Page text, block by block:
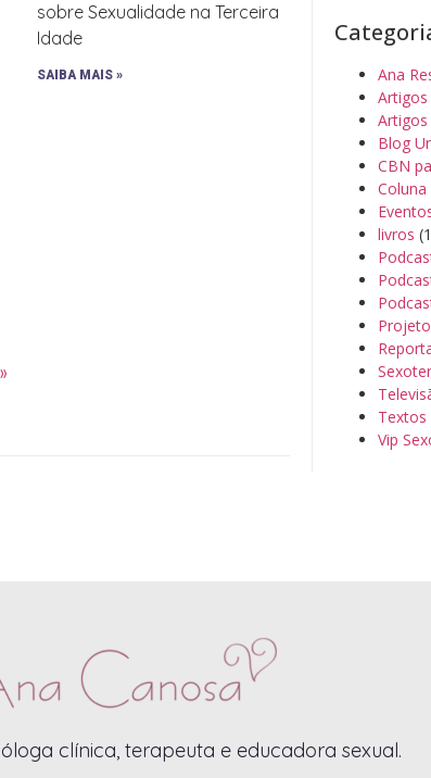
sobre Sexualidade na Terceira
Idade
SAIBA MAIS » Ana
Artigos
Blog
CBN
livros
Textos
Vip
clínica, terapeuta e educadora sexual.